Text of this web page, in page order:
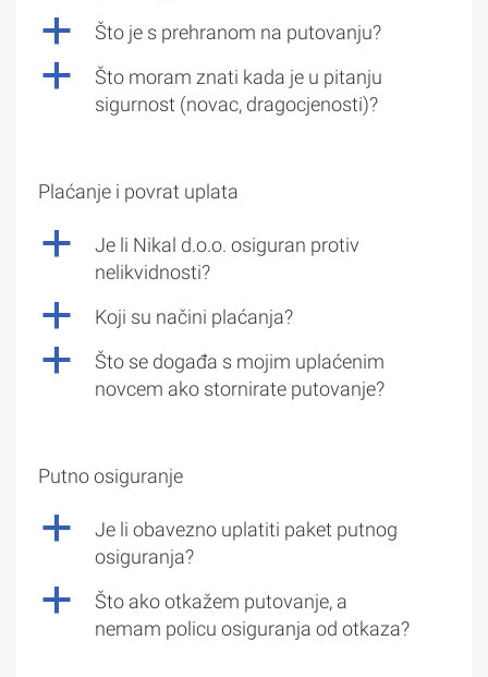
a Što je s prehranom na putovanju?
a
Što moram znati kada je u pitanju
sigurnost (novac, dragocjenosti)?
Plaćanje i povrat uplata
a
Je li Nikal d.o.o. osiguran protiv
nelikvidnosti?
a Koji su načini plaćanja?
a
Što se događa s mojim uplaćenim
novcem ako stornirate putovanje?
Putno osiguranje
a
Je li obavezno uplatiti paket putnog
osiguranja?
a
Što ako otkažem putovanje, a
nemam policu osiguranja od otkaza?